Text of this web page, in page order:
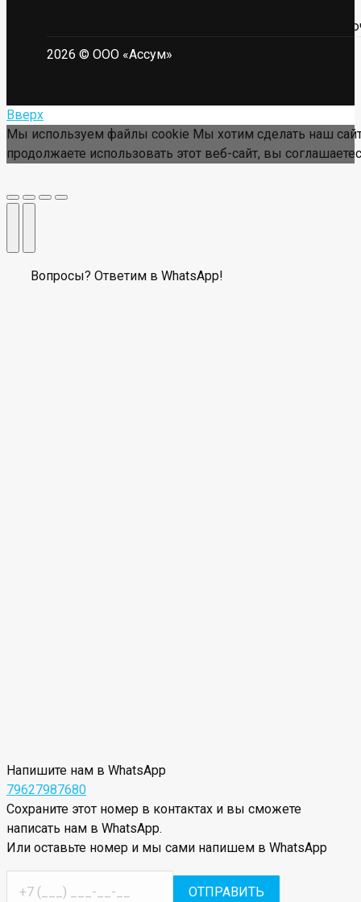
Представленная на сайте информация носит
2026 © ООО «Ассум»
Вверх
Мы используем файлы cookie Мы хотим сделать наш
продолжаете использовать этот веб-сайт, вы
Вопросы? Ответим в WhatsApp!
Напишите нам в WhatsApp
79627987680
Сохраните этот номер в контактах и вы сможете
написать нам в WhatsApp.
Или оставьте номер и мы сами напишем в WhatsApp